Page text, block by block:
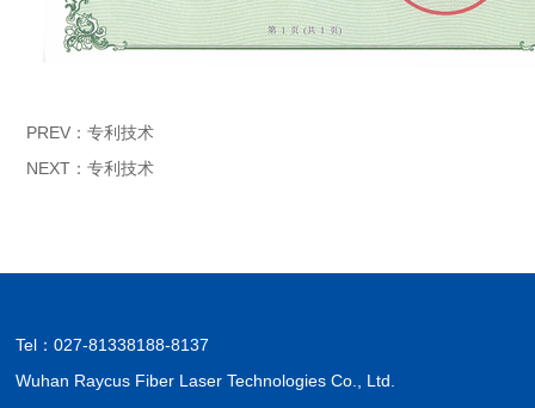
PREV：专利技术
NEXT：专利技术
Tel：027-81338188-8137
Wuhan Raycus Fiber Laser Technologies Co., Ltd.